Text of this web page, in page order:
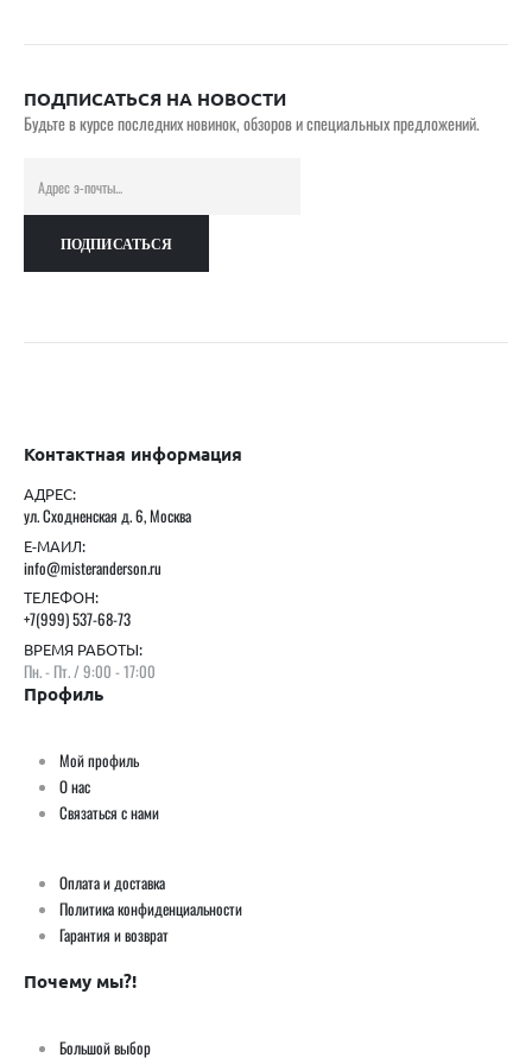
ПОДПИСАТЬСЯ НА НОВОСТИ
Будьте в курсе последних новинок, обзоров и специальных предложений.
Контактная информация
АДРЕС:
ул. Сходненская д. 6, Москва
Е-МАИЛ:
info@misteranderson.ru
ТЕЛЕФОН:
+7(999) 537-68-73
ВРЕМЯ РАБОТЫ:
Пн. - Пт. / 9:00 - 17:00
Профиль
Мой профиль
О нас
Связаться с нами
Оплата и доставка
Политика конфиденциальности
Гарантия и возврат
Почему мы?!
Большой выбор